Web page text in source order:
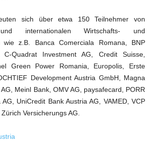
sich über etwa 150 Teilnehmer von
und internationalen Wirtschafts- und
wie z.B. Banca Comerciala Romana, BNP
C-Quadrat Investment AG, Credit Suisse,
Green Power Romania, Europolis, Erste
Development Austria GmbH, Magna
Meinl Bank, OMV AG, paysafecard, PORR
UniCredit Bank Austria AG, VAMED, VCP
Versicherungs AG.